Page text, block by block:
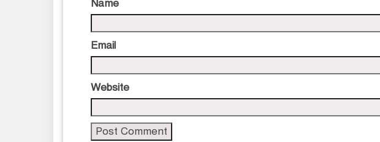
Name
Email
Website